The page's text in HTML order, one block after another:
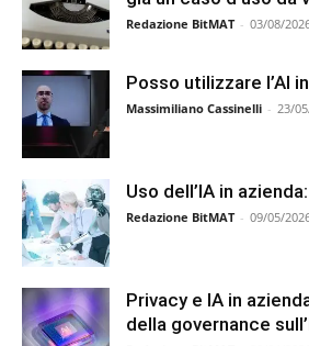
Redazione BitMAT - 03/08/
Posso utilizzare l’AI
Massimiliano Cassinelli - 23/
Uso dell’IA in
Redazione BitMAT - 09/05/
Privacy e IA in
della governance